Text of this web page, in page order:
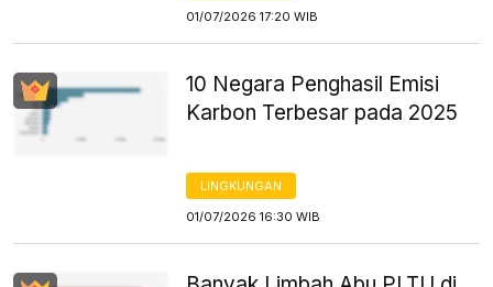
01/07/2026 17:20 WIB
10 Negara Penghasil Emisi
Karbon Terbesar pada 2025
LINGKUNGAN
01/07/2026 16:30 WIB